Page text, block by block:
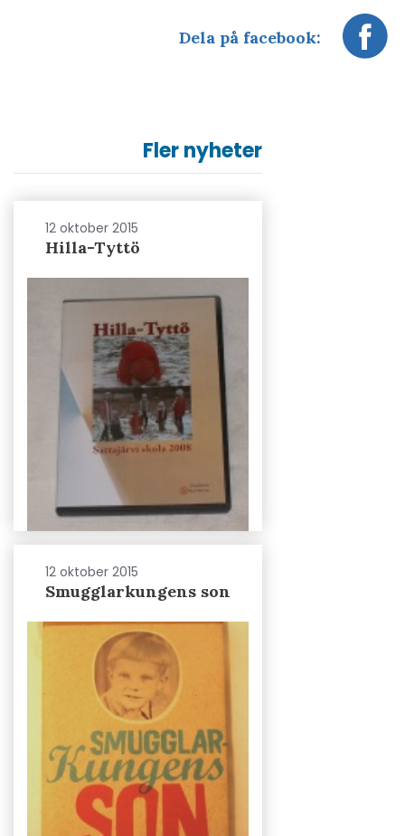
Dela på facebook:
Fler nyheter
12 oktober 2015
Hilla-Tyttö
12 oktober 2015
Smugglarkungens son